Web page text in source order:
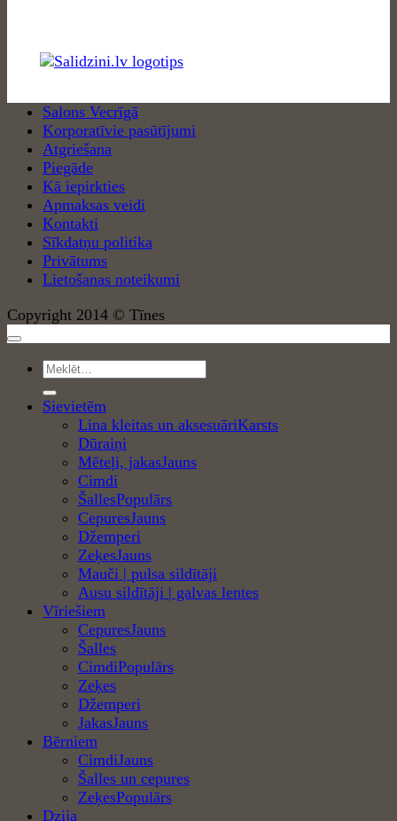
Salons Vecrīgā
Korporatīvie pasūtījumi
Atgriešana
Piegāde
Kā iepirkties
Apmaksas veidi
Kontakti
Sīkdatņu politika
Privātums
Lietošanas noteikumi
Copyright 2014 © Tīnes
Meklēt:
Sievietēm
Lina kleitas un aksesuāri
Dūraiņi
Mēteļi, jakas
Cimdi
Šalles
Cepures
Džemperi
Zeķes
Mauči | pulsa sildītāji
Ausu sildītāji | galvas lentes
Vīriešiem
Cepures
Šalles
Cimdi
Zeķes
Džemperi
Jakas
Bērniem
Cimdi
Šalles un cepures
Zeķes
Dzija